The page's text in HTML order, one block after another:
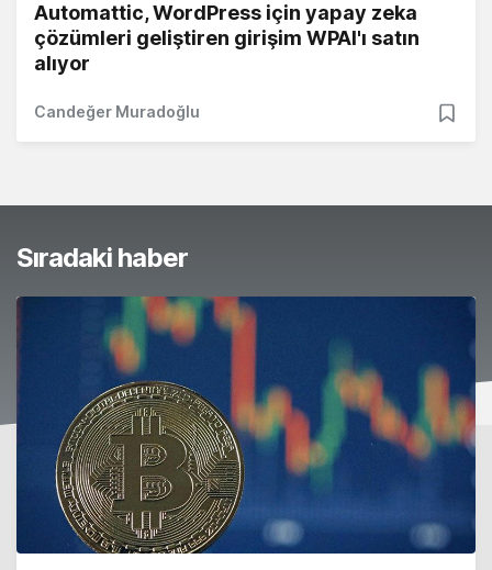
Automattic, WordPress için yapay zeka
çözümleri geliştiren girişim WPAI'ı satın
alıyor
Candeğer Muradoğlu
Sıradaki haber